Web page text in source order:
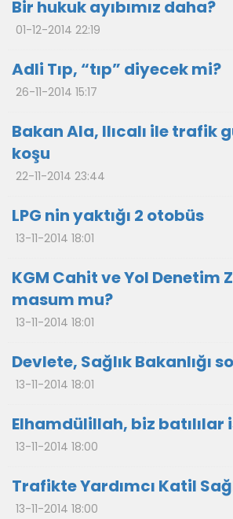
Bir hukuk ayıbımız daha?
01-12-2014 22:19
Adli Tıp, “tıp” diyecek mi?
26-11-2014 15:17
Bakan Ala, Ilıcalı ile trafik
koşu
22-11-2014 23:44
LPG nin yaktığı 2 otobüs
13-11-2014 18:01
KGM Cahit ve Yol Denetim
masum mu?
13-11-2014 18:01
Devlete, Sağlık Bakanlığı
13-11-2014 18:01
Elhamdülillah, biz batılılar
13-11-2014 18:00
Trafikte Yardımcı Katil
13-11-2014 18:00